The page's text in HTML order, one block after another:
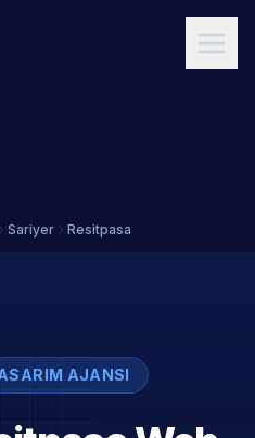
Sariyer Resitpasa
AJANSI